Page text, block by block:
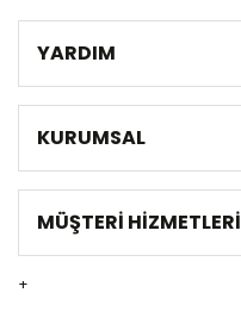
YARDIM
KURUMSAL
MÜŞTERİ HİZMETLERİ
+